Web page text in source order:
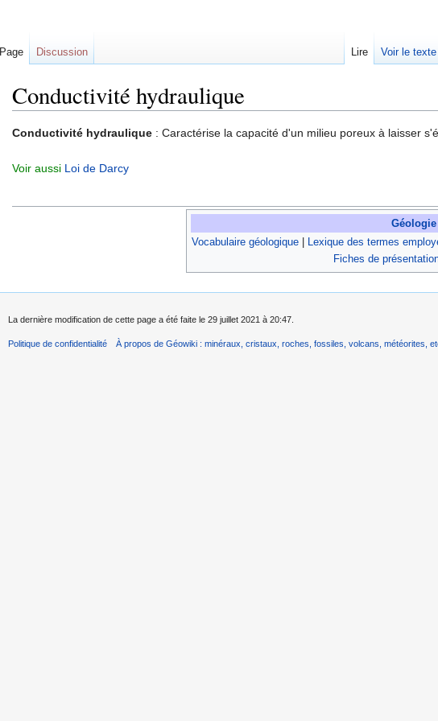
Conductivité hydraulique
Conductivité hydraulique : Caractérise la capacité d'un milieu poreux à laisser
Voir aussi Loi de Darcy
Géologie
Vocabulaire géologique
Lexique des termes
Fiches de
Page Discussion Lire Voir le
La dernière modification de cette page a été faite le 29 juillet 2021 à 20:47.
Politique de confidentialité À propos de Géowiki : minéraux, cristaux, roches, fossiles, volcans, météorites,